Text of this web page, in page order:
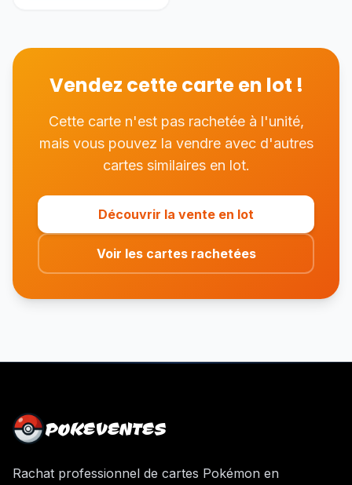
Vendez cette carte en lot !
Cette carte n'est pas rachetée à l'unité,
mais vous pouvez la vendre avec d'autres
cartes similaires en lot.
Découvrir la vente en lot
Voir les cartes rachetées
POKEVENTES
Rachat professionnel de cartes Pokémon en